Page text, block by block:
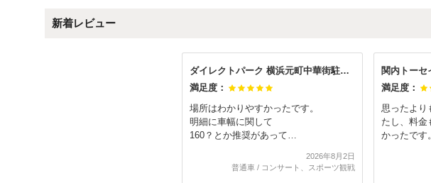
新着レビュー
ダイレクトパーク 横浜元町中華街駐車場
満足度：
場所はわかりやすかったです。
明細に車幅に関して
160？とか推奨があって
3台ずつ柱で仕切られていて
2026年8月2日
普通車/ コンサート、スポーツ観戦
満足度：
思ったより
たし、料金
かったです。